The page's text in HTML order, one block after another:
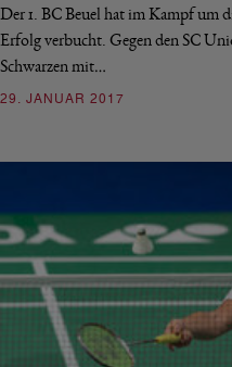
Der 1. BC Beuel hat im Kampf um
Erfolg verbucht. Gegen den SC
Schwarzen mit…
29. JANUAR 2017